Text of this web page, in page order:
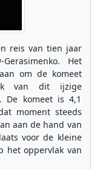
reis van tien jaar
Het
om de komeet
van dit ijzige
De komeet is 4,1
moment steeds
aan de hand van
voor de kleine
het oppervlak van